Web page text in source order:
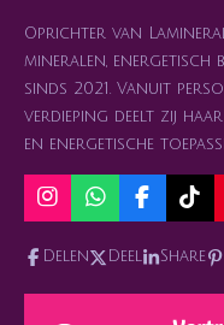
Oprichter van
mineralen, energetisch
sinds 2021. Vanuit
verdieping deelt zij
en energetische
I
s
a
W
a
t
s
F
c
b
T
k
o
Delen Deel Share